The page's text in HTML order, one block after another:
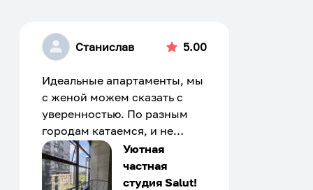
Станислав 5.00
Идеальные апартаменты, мы
с женой можем сказать с
уверенностью. По разным
городам катаемся, и не
только в России. Сервис на
отличном уровне. Хозяин
апартаментов доброй души
Уютная
частная
студия Salut!